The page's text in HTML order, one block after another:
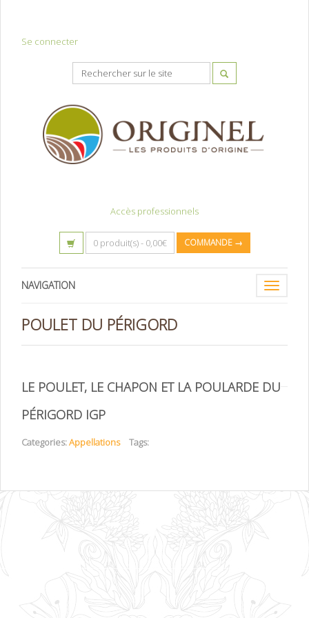
Se connecter
Accès professionnels
0 produit(s) - 0,00€ COMMANDE →
Toggle
NAVIGATION
POULET DU PÉRIGORD
LE POULET, LE CHAPON ET LA POULARDE DU
PÉRIGORD IGP
Categories:Appellations Tags: